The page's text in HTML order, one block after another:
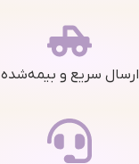
ارسال سریع و بیمه‌شده